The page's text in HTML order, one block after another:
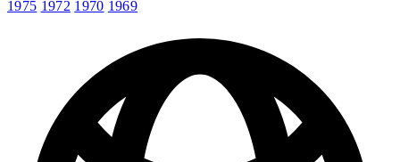
1975 1972 1970 1969